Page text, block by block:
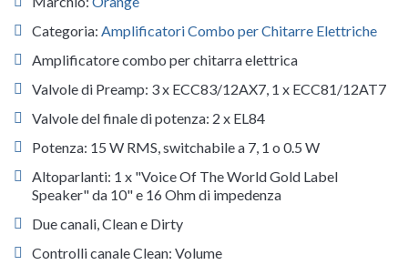
Categoria: Amplificatori Combo per Chitarre Elettriche
Amplificatore combo per chitarra elettrica
Valvole di Preamp: 3 x ECC83/12AX7, 1 x ECC81/12AT7
Valvole del finale di potenza: 2 x EL84
Potenza: 15 W RMS, switchabile a 7, 1 o 0.5 W
Altoparlanti: 1 x "Voice Of The World Gold Label
Speaker" da 10" e 16 Ohm di impedenza
Due canali, Clean e Dirty
Controlli canale Clean: Volume